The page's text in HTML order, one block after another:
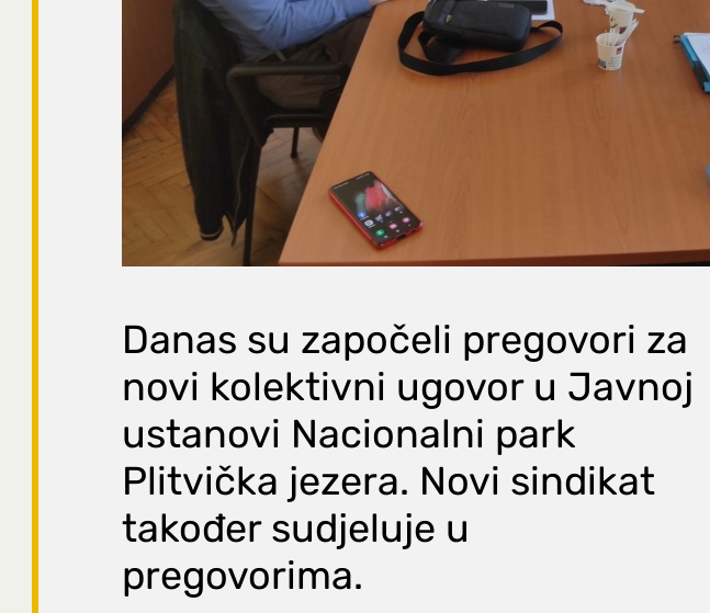
Danas su započeli pregovori za
novi kolektivni ugovor u Javnoj
ustanovi Nacionalni park
Plitvička jezera. Novi sindikat
također sudjeluje u
pregovorima.